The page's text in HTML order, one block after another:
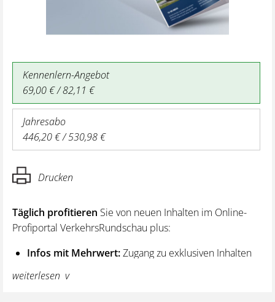
Kennenlern-Angebot
69,00 € / 82,11 €
Jahresabo
446,20 € / 530,98 €
Drucken
Täglich profitieren Sie von neuen Inhalten im Online-
Profiportal VerkehrsRundschau plus:
Infos mit Mehrwert:Zugang zu exklusiven Inhalten
und Hintergrundwissen – von aktuellen Regelungen
wie z. B. bei den Lenk- und Ruhezeiten,
weiterlesen